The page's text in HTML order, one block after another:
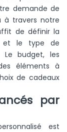
demande de
à travers notre
de définir la
et le type de
Le budget, les
éléments à
de cadeaux
par
est